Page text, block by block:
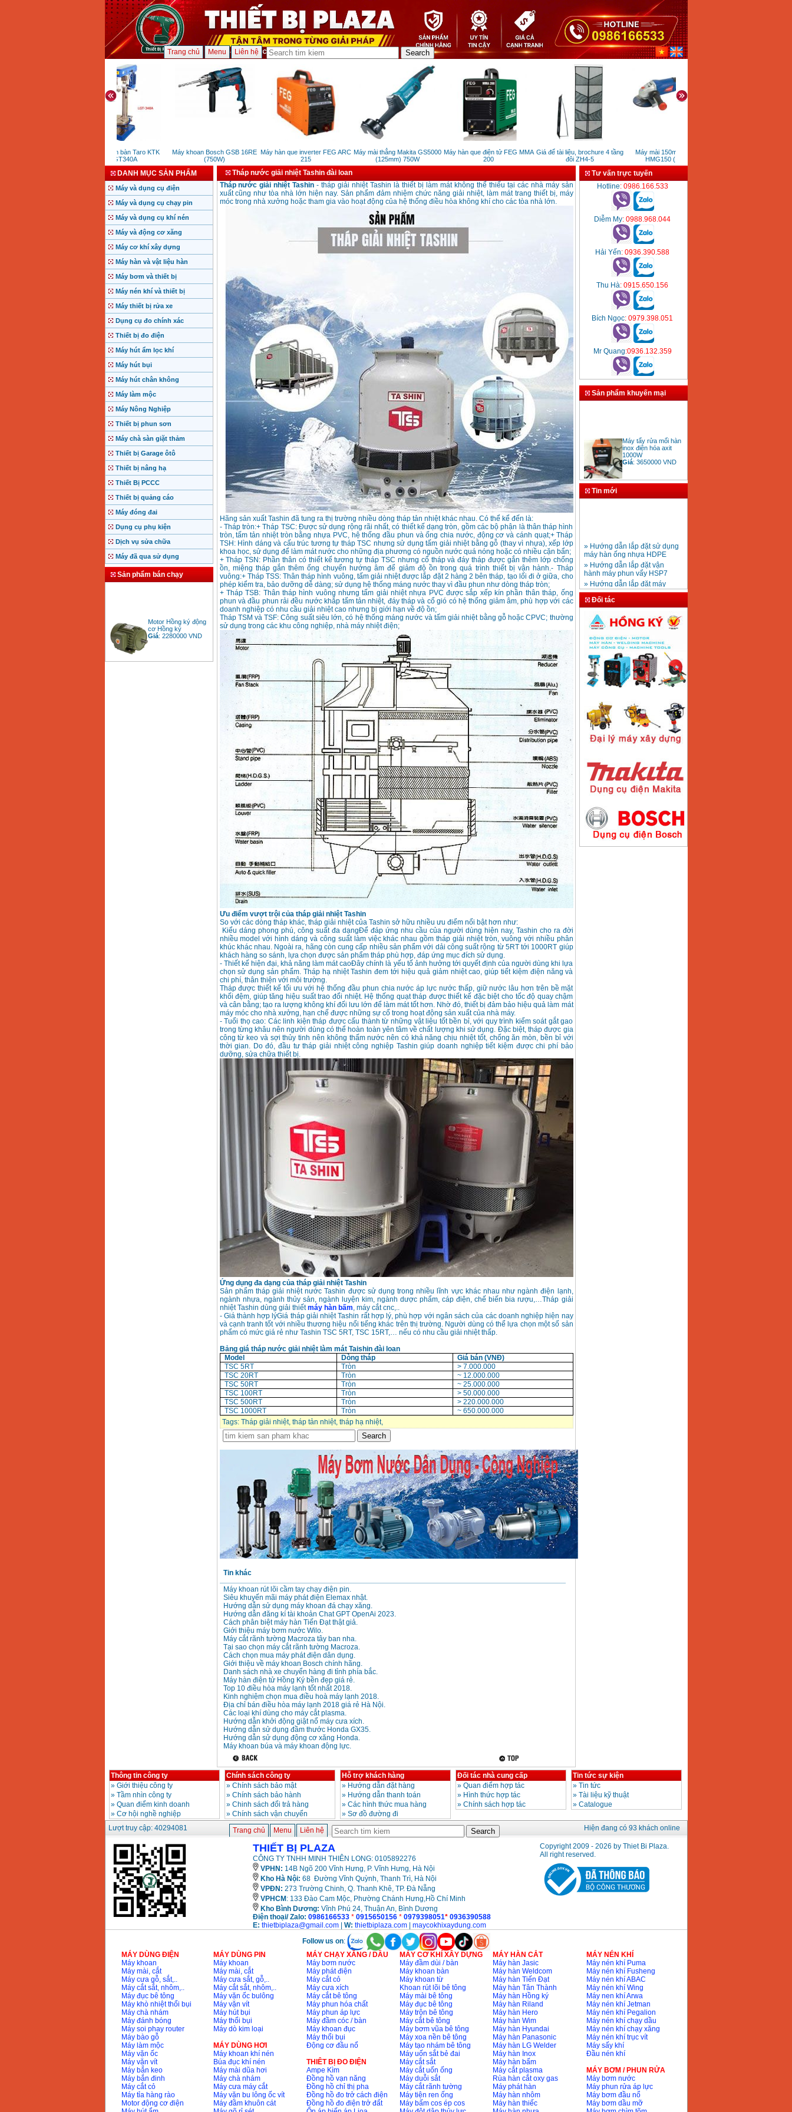
Trang chủ Menu Liên hệ
Máy khoan bàn Taro KTK
LGT340A
Máy khoan Bosch GSB 16RE
(750W)
Máy hàn que inverter FEG ARC
215
Máy mài thẳng Makita GS5000
(125mm) 750W
Máy hàn que điện tử FEG MMA
200
Giá để tài liệu, brochure 4 tầng
đôi ZH4-5
Máy mài 150mm Hyundai
HMG150 (1050W)
DANH MỤC SẢN PHẨM
Máy và dụng cụ điện
Máy và dụng cụ chạy pin
Máy và dụng cụ khí nén
Máy và động cơ xăng
Máy cơ khí xây dựng
Máy hàn và vật liệu hàn
Máy bơm và thiết bị
Máy nén khí và thiết bị
Máy thiết bị rửa xe
Dụng cụ đo chính xác
Thiết bị đo điện
Máy hút ẩm lọc khí
Máy hút bụi
Máy hút chân không
Máy làm mộc
Máy Nông Nghiệp
Thiết bị phun sơn
Máy chà sàn giặt thảm
Thiết bị Garage ôtô
Thiết bị nâng hạ
Thiết Bị PCCC
Thiết bị quảng cáo
Máy đóng đai
Dụng cụ phụ kiện
Dịch vụ sửa chữa
Máy đã qua sử dụng
Sản phẩm bán chạy
cơ Hồng ký
Giá:2280000VND
Tháp nước giải nhiệt Tashin đài loan
Tháp nước giải nhiệt Tashin - tháp giải nhiệt Tashin là thiết bị làm mát không thể thiếu tại các nhà máy sản
xuất cũng như tòa nhà lớn hiện nay. Sản phẩm đảm nhiệm chức năng giải nhiệt, làm mát trang thiết bị, máy
móc trong nhà xưởng hoặc tham gia vào hoạt động của hệ thống điều hòa không khí cho các tòa nhà lớn.
Hãng sản xuất Tashin đã tung ra thị trường nhiều dòng tháp tản nhiệt khác nhau. Có thể kể đến là:
- Tháp tròn:+ Tháp TSC: Được sử dụng rộng rãi nhất, có thiết kế dạng tròn, gồm các bộ phận là thân tháp hình
tròn, tấm tản nhiệt tròn bằng nhựa PVC, hệ thống đầu phun và ống chia nước, động cơ và cánh quạt;+ Tháp
TSH: Hình dáng và cấu trúc tương tự tháp TSC nhưng sử dụng tấm giải nhiệt bằng gỗ (thay vì nhựa), xếp lớp
khoa học, sử dụng để làm mát nước cho những địa phương có nguồn nước quá nóng hoặc có nhiều cặn bẩn;
+ Tháp TSN: Phần thân có thiết kế tương tự tháp TSC nhưng cổ tháp và đáy tháp được gắn thêm lớp chống
ồn, miệng tháp gắn thêm ống chuyển hướng âm để giảm độ ồn trong quá trình thiết bị vận hành.- Tháp
vuông:+ Tháp TSS: Thân tháp hình vuông, tấm giải nhiệt được lắp đặt 2 hàng 2 bên tháp, tạo lối đi ở giữa, cho
phép kiểm tra, bảo dưỡng dễ dàng; sử dụng hệ thống máng nước thay vì đầu phun như dòng tháp tròn;
+ Tháp TSB: Thân tháp hình vuông nhưng tấm giải nhiệt nhựa PVC được sắp xếp kín phần thân tháp, ống
phun và đầu phun rải đều nước khắp tấm tản nhiệt, đáy tháp và cổ gió có hệ thống giảm âm, phù hợp với các
doanh nghiệp có nhu cầu giải nhiệt cao nhưng bị giới hạn về độ ồn;
Tháp TSM và TSF: Công suất siêu lớn, có hệ thống máng nước và tấm giải nhiệt bằng gỗ hoặc CPVC; thường
sử dụng trong các khu công nghiệp, nhà máy nhiệt điện;
Ưu điểm vượt trội của tháp giải nhiệt Tashin
So với các dòng tháp khác, tháp giải nhiệt của Tashin sở hữu nhiều ưu điểm nổi bật hơn như:
Kiểu dáng phong phú, công suất đa dạngĐể đáp ứng nhu cầu của người dùng hiện nay, Tashin cho ra đời
nhiều model với hình dáng và công suất làm việc khác nhau gồm tháp giải nhiệt tròn, vuông với nhiều phân
khúc khác nhau. Ngoài ra, hãng còn cung cấp nhiều sản phẩm với dải công suất rộng từ 5RT tới 1000RT giúp
khách hàng so sánh, lựa chọn được sản phẩm tháp phù hợp, đáp ứng mục đích sử dụng.
- Thiết kế hiện đại, khả năng làm mát caoĐây chính là yếu tố ảnh hưởng tới quyết định của người dùng khi lựa
chọn sử dụng sản phẩm. Tháp hạ nhiệt Tashin đem tới hiệu quả giảm nhiệt cao, giúp tiết kiệm điện năng và
chi phí, thân thiện với môi trường.
Tháp được thiết kế tối ưu với hệ thống đầu phun chia nước áp lực nước thấp, giữ nước lâu hơn trên bề mặt
khối đệm, giúp tăng hiệu suất trao đổi nhiệt. Hệ thống quạt tháp được thiết kế đặc biệt cho tốc độ quay chậm
và cân bằng; tạo ra lượng không khí đối lưu lớn để làm mát tốt hơn. Nhờ đó, thiết bị đảm bảo hiệu quả làm mát
máy móc cho nhà xưởng, hạn chế được những sự cố trong hoạt động sản xuất của nhà máy.
- Tuổi thọ cao: Các linh kiện tháp được cấu thành từ những vật liệu tốt bền bỉ, với quy trình kiểm soát gắt gao
trong từng khâu nên người dùng có thể hoàn toàn yên tâm về chất lượng khi sử dụng. Đặc biệt, tháp được gia
công từ keo và sợi thủy tinh nên không thấm nước nên có khả năng chịu nhiệt tốt, chống ăn mòn, bền bỉ với
thời gian. Do đó, đầu tư tháp giải nhiệt công nghiệp Tashin giúp doanh nghiệp tiết kiệm được chi phí bảo
dưỡng, sửa chữa thiết bị.
Ứng dụng đa dạng của tháp giải nhiệt Tashin
Sản phẩm tháp giải nhiệt nước Tashin được sử dụng trong nhiều lĩnh vực khác nhau như ngành điện lạnh,
ngành nhựa, ngành thủy sản, ngành luyện kim, ngành dược phẩm, cáp điện, chế biến bia rượu,…Tháp giải
nhiệt Tashin dùng giải thiếtmáy hàn bấm, máy cắt cnc,..
- Giá thành hợp lýGiá tháp giải nhiệt Tashin rất hợp lý, phù hợp với ngân sách của các doanh nghiệp hiện nay
và cạnh tranh tốt với nhiều thương hiệu nổi tiếng khác trên thị trường. Người dùng có thể lựa chọn một số sản
phẩm có mức giá rẻ như Tashin TSC 5RT, TSC 15RT,… nếu có nhu cầu giải nhiệt thấp.
Bảng giá tháp nước giải nhiệt làm mát Taishin đài loan
Model
Dòng tháp
Giá bán (VNĐ)
TSC 5RT
Tròn
> 7.000.000
TSC 20RT
Tròn
~ 12.000.000
TSC 50RT
Tròn
~ 25.000.000
TSC 100RT
Tròn
> 50.000.000
TSC 500RT
Tròn
> 220.000.000
TSC 1000RT
Tròn
~ 650.000.000
Tags: Tháp giải nhiệt, tháp tản nhiệt, tháp hạ nhiệt,
Tin khác
Máy khoan rút lõi cầm tay chạy điện pin.
Siêu khuyến mãi máy phát điện Elemax nhật.
Hướng dẫn sử dụng máy khoan đá chạy xăng.
Hướng dẫn đăng kí tài khoản Chat GPT OpenAi 2023.
Cách phân biệt máy hàn Tiến Đạt thật giả.
Giới thiệu máy bơm nước Wilo.
Máy cắt rãnh tường Macroza tây ban nha.
Tại sao chọn máy cắt rãnh tường Macroza.
Cách chọn mua máy phát điện dân dụng.
Giới thiệu về máy khoan Bosch chính hãng.
Danh sách nhà xe chuyển hàng đi tỉnh phía bắc.
Máy hàn điện tử Hồng Ký bền đẹp giá rẻ.
Top 10 điều hòa máy lạnh tốt nhất 2018.
Kinh nghiệm chọn mua điều hoà máy lạnh 2018.
Địa chỉ bán điều hòa máy lạnh 2018 giá rẻ Hà Nội.
Các loại khí dùng cho máy cắt plasma.
Hướng dẫn khởi động giật nổ máy cưa xích.
Hướng dẫn sử dụng đầm thước Honda GX35.
Hướng dẫn sử dụng động cơ xăng Honda.
Máy khoan búa và máy khoan động lực.
Tư vấn trực tuyến
Hotline: 0986.166.533
Diễm My: 0988.968.044
Hải Yến: 0936.390.588
Thu Hà: 0915.650.156
Bích Ngọc: 0979.398.051
Mr Quang:0936.132.359
Sản phẩm khuyến mại
inox điện hóa axit
1000W
Giá:3650000 VND
Bảng giá mũi khoan
Mũi khoan rút lõi bê
tông D20-D350
Giá:330000VND
Giá:3290000VND
Máy hàn que Hồng
ký Jet SR200R
Giá:2350000 VND
Máy hàn que điện tử
Hồng ký HK 200Z
Giá:2770000 VND
Máy hàn que điện tử
Hồng Ký HKM200D
Giá:2890000 VND
Máy hàn que điện tử
Tin mới
máy hàn ống nhựa HDPE
» Hướng dẫn lắp đặt vận
hành máy phun vẩy HSP7
» Hướng dẫn lắp đặt máy
bơm ly tâm trục ngang
» Máy nén khí Jetman
» HDSD Máy Hàn Ống Nhựa
HDPE quay tay thủy lực
» Đại lý bán Máy hàn
DONSUN Thượng Hải
» Máy khoan rút lõi cầm tay
chạy điện pin
» Hình thức thanh toán tại
Thiết Bị Plaza
» Máy ổn áp, máy biến áp
Fushin
cắt kim loại Plasma
Đối tác
Thông tin công ty
» Giới thiệu công ty
» Tầm nhìn công ty
» Quan điểm kinh doanh
» Cơ hội nghề nghiệp
Chính sách công ty
» Chính sách bảo mật
» Chính sách bảo hành
» Chinh sách đổi trả hàng
» Chính sách vận chuyển
Hỗ trợ khách hàng
» Hướng dẫn đặt hàng
» Hướng dẫn thanh toán
» Các hình thức mua hàng
» Sơ đồ đường đi
Đối tác nhà cung cấp
» Quan điểm hợp tác
» Hình thức hợp tác
» Chính sách hợp tác
Tin tức sự kiện
» Tin tức
» Tài liệu kỹ thuật
» Catalogue
Lượt truy cập: 40294081 Trang chủ Menu Liên hệ Hiện đang có 93 khách online
THIẾT BỊ PLAZA
CÔNG TY TNHH MINH THIÊN LONG: 0105892276
VPHN: 14B Ngõ 200 Vĩnh Hưng, P. Vĩnh Hưng, Hà Nội
Kho Hà Nội: 68 Đường Vĩnh Quỳnh, Thanh Trì, Hà Nội
VPĐN: 273 Trường Chinh, Q. Thanh Khê, TP. Đà Nẵng
VPHCM : 133 Đào Cam Mộc, Phường Chánh Hưng,Hồ Chí Minh
Kho Bình Dương: Vĩnh Phú 24, Thuận An, Bình Dương
Điện thoại/ Zalo: 0986166533 * 0915650156* 0979398051* 0936390588
E: thietbiplaza@gmail.com| W: thietbiplaza.com| maycokhixaydung.com
Copyright 2009 - 2026 by Thiet Bi Plaza.
All right reserved.
Follow us on:
MÁY DÙNG ĐIỆN
Máy khoan
Máy mài, cắt
Máy cưa gỗ, sắt,..
Máy cắt sắt, nhôm,..
Máy đục bê tông
Máy khò nhiệt thổi bụi
Máy chà nhám
Máy đánh bóng
Máy soi phay router
Máy bào gỗ
Máy làm mộc
Máy vặn ốc
Máy vặn vít
Máy bắn keo
Máy bắn đinh
Máy cắt cỏ
Máy tỉa hàng rào
Motor động cơ điện
MÁY DÙNG PIN
Máy khoan
Máy mài, cắt
Máy cưa sắt, gỗ,..
Máy cắt sắt, nhôm,..
Máy vặn ốc bulông
Máy vặn vít
Máy hút bụi
Máy thổi bụi
Máy dò kim loại
MÁY DÙNG HƠI
Máy khoan khí nén
Búa đục khí nén
Máy mài dũa hơi
Máy chà nhám
Máy cưa máy cắt
Máy vặn bu lông ốc vít
Máy đầm khuôn cát
MÁY CHẠY XĂNG / DẦU
Máy bơm nước
Máy phát điện
Máy cắt cỏ
Máy cưa xích
Máy cắt bê tông
Máy phun hóa chất
Máy phun áp lực
Máy đầm cóc / bàn
Máy khoan đục
Máy thổi bụi
Động cơ đầu nổ
THIÊT BỊ ĐO ĐIỆN
Ampe Kìm
Đồng hồ vạn năng
Đồng hồ chỉ thị pha
Đồng hồ đo trở cách điện
Đồng hồ đo điện trở đất
MÁY CƠ KHÍ XÂY DỰNG
Máy đầm dùi / bàn
Máy khoan bàn
Máy khoan từ
Khoan rút lõi bê tông
Máy mài bê tông
Máy đục bê tông
Máy trộn bê tông
Máy cắt bê tông
Máy bơm vũa bê tông
Máy xoa nền bê tông
Máy tạo nhám bê tông
Máy uốn sắt bẻ đai
Máy cắt sắt
Máy cắt uốn ống
Máy duỗi sắt
Máy cắt rãnh tường
Máy tiện ren ống
Máy bấm cos ép cos
MÁY HÀN CẮT
Máy hàn Jasic
Máy hàn Weldcom
Máy hàn Tiến Đạt
Máy hàn Tân Thành
Máy hàn Hồng ký
Máy hàn Riland
Máy hàn Hero
Máy hàn Wim
Máy hàn Hyundai
Máy hàn Panasonic
Máy hàn LG Welder
Máy hàn Inox
Máy hàn bấm
Máy cắt plasma
Rùa hàn cắt oxy gas
Máy phát hàn
Máy hàn nhôm
Máy hàn thiếc
MÁY NÉN KHÍ
Máy nén khí Puma
Máy nén khí Fusheng
Máy nén khí ABAC
Máy nén khí Wing
Máy nen khí Arwa
Máy nén khí Jetman
Máy nén khí Pegalion
Máy nén khí chạy dầu
Máy nén khí chạy xăng
Máy nén khí trục vít
Máy sấy khí
Đầu nén khí
MÁY BƠM / PHUN RỬA
Máy bơm nước
Máy phun rửa áp lực
Máy bơm đầu nổ
Máy bơm dầu mỡ